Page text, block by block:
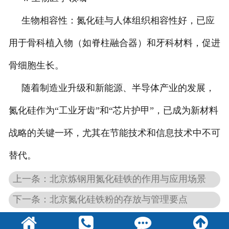
生物相容性：氮化硅与人体组织相容性好，已应
用于骨科植入物（如脊柱融合器）和牙科材料，促进
骨细胞生长。
随着制造业升级和新能源、半导体产业的发展，
氮化硅作为“工业牙齿”和“芯片护甲”，已成为新材料
战略的关键一环，尤其在节能技术和信息技术中不可
替代。
上一条：北京炼钢用氮化硅铁的作用与应用场景
下一条：北京氮化硅铁粉的存放与管理要点